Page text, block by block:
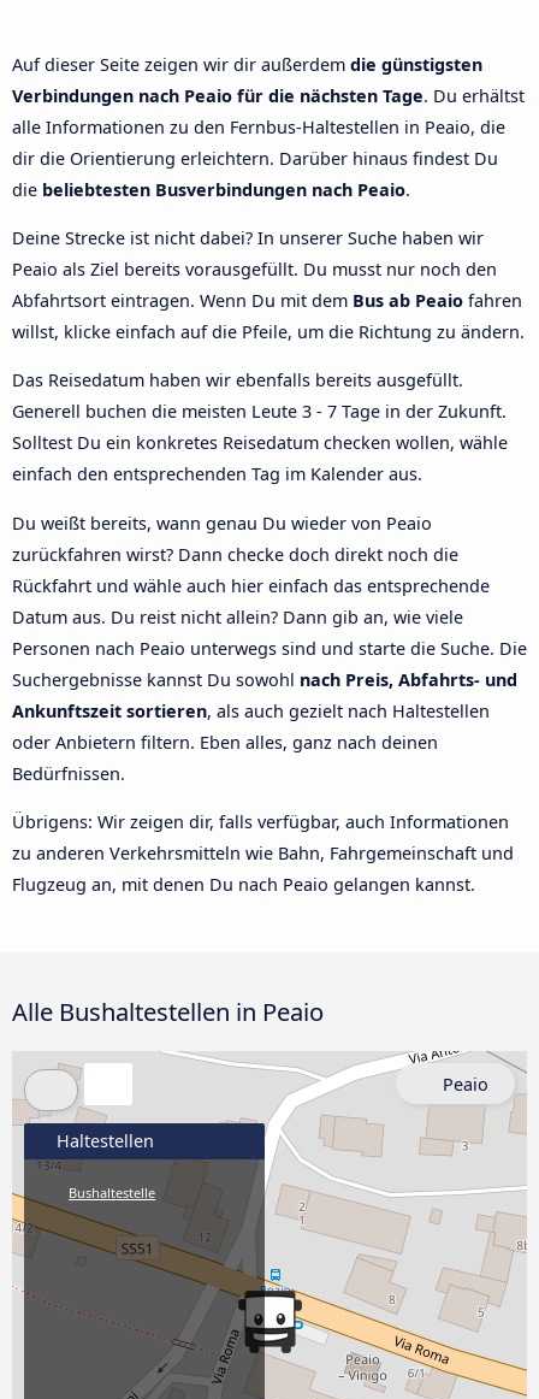
Auf dieser Seite zeigen wir dir außerdem die günstigsten
Verbindungen nach Peaio für die nächsten Tage. Du erhältst
alle Informationen zu den Fernbus-Haltestellen in Peaio, die
dir die Orientierung erleichtern. Darüber hinaus findest Du
die beliebtesten Busverbindungen nach Peaio.
Deine Strecke ist nicht dabei? In unserer Suche haben wir
Peaio als Ziel bereits vorausgefüllt. Du musst nur noch den
Abfahrtsort eintragen. Wenn Du mit dem Bus ab Peaio fahren
willst, klicke einfach auf die Pfeile, um die Richtung zu ändern.
Das Reisedatum haben wir ebenfalls bereits ausgefüllt.
Generell buchen die meisten Leute 3 - 7 Tage in der Zukunft.
Solltest Du ein konkretes Reisedatum checken wollen, wähle
einfach den entsprechenden Tag im Kalender aus.
Du weißt bereits, wann genau Du wieder von Peaio
zurückfahren wirst? Dann checke doch direkt noch die
Rückfahrt und wähle auch hier einfach das entsprechende
Datum aus. Du reist nicht allein? Dann gib an, wie viele
Personen nach Peaio unterwegs sind und starte die Suche. Die
Suchergebnisse kannst Du sowohl nach Preis, Abfahrts- und
Ankunftszeit sortieren, als auch gezielt nach Haltestellen
oder Anbietern filtern. Eben alles, ganz nach deinen
Bedürfnissen.
Übrigens: Wir zeigen dir, falls verfügbar, auch Informationen
zu anderen Verkehrsmitteln wie Bahn, Fahrgemeinschaft und
Flugzeug an, mit denen Du nach Peaio gelangen kannst.
Alle Bushaltestellen in Peaio
Haltestellen
Bushaltestelle
Peaio